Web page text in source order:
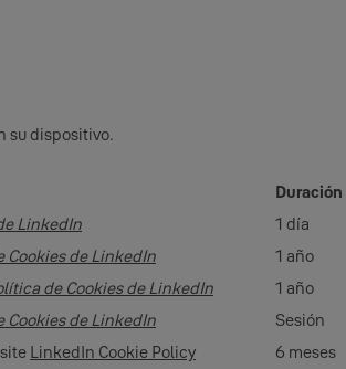
su dispositivo.
Duración
LinkedIn
1 día
Cookies de LinkedIn
1 año
de Cookies de LinkedIn
1 año
Cookies de LinkedIn
Sesión
LinkedIn Cookie Policy 6 meses